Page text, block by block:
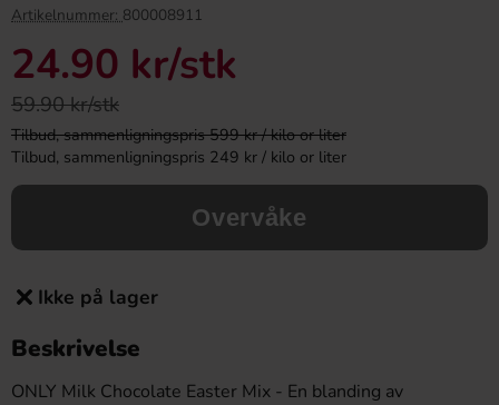
Köp
Artikelnummer: 800008911
24.90 kr/stk
59.90 kr/stk
Tilbud, sammenligningspris 599 kr / kilo or liter
Tilbud, sammenligningspris 249 kr / kilo or liter
Overvåke
Ikke på lager
Beskrivelse
ONLY Milk Chocolate Easter Mix - En blanding av